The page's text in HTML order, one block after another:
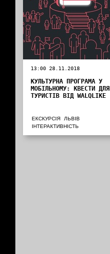
13:00 28.11.2018
КУЛЬТУРНА ПРОГРАМА У
МОБІЛЬНОМУ: КВЕСТИ ДЛЯ
ТУРИСТІВ ВІД WALQLIKE
ЕКСКУРСІЯ
ЛЬВІВ
ІНТЕРАКТИВНІСТЬ